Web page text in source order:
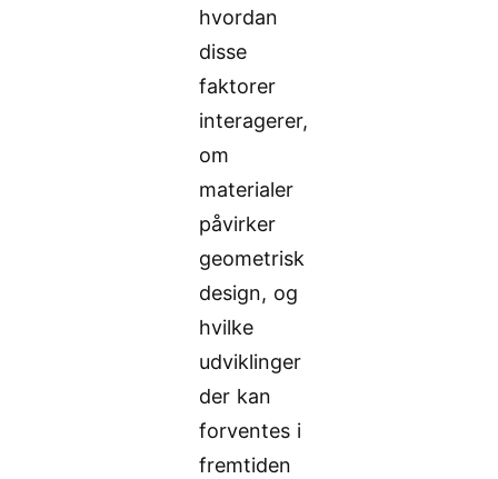
hvordan
disse
faktorer
interagerer,
om
materialer
påvirker
geometrisk
design, og
hvilke
udviklinger
der kan
forventes i
fremtiden